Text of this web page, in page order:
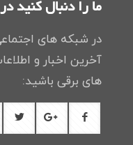
ما را دنبال کنید در
در شبکه های
آخرین اخبار و
های برقی باشید: